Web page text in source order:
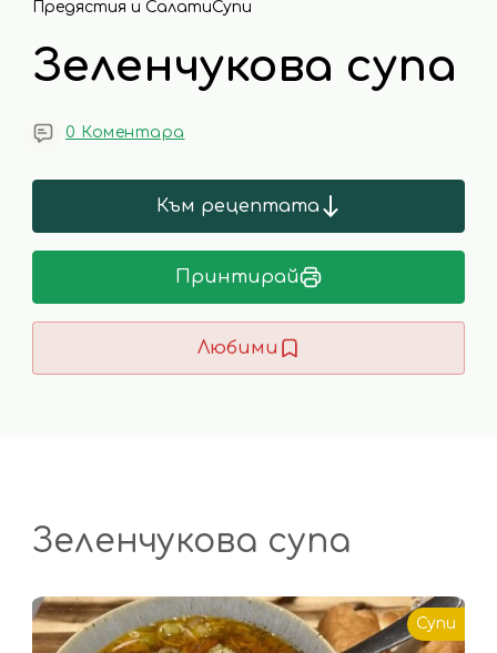
Предястия и СалатиСупи
Зеленчукова супа
0 Коментара
Към рецептата
Принтирай
Любими
Зеленчукова супа
Супи